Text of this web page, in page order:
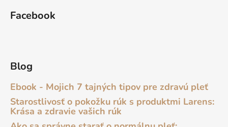
Facebook
Blog
Ebook - Mojich 7 tajných tipov pre zdravú pleť
Starostlivosť o pokožku rúk s produktmi Larens:
Krása a zdravie vašich rúk